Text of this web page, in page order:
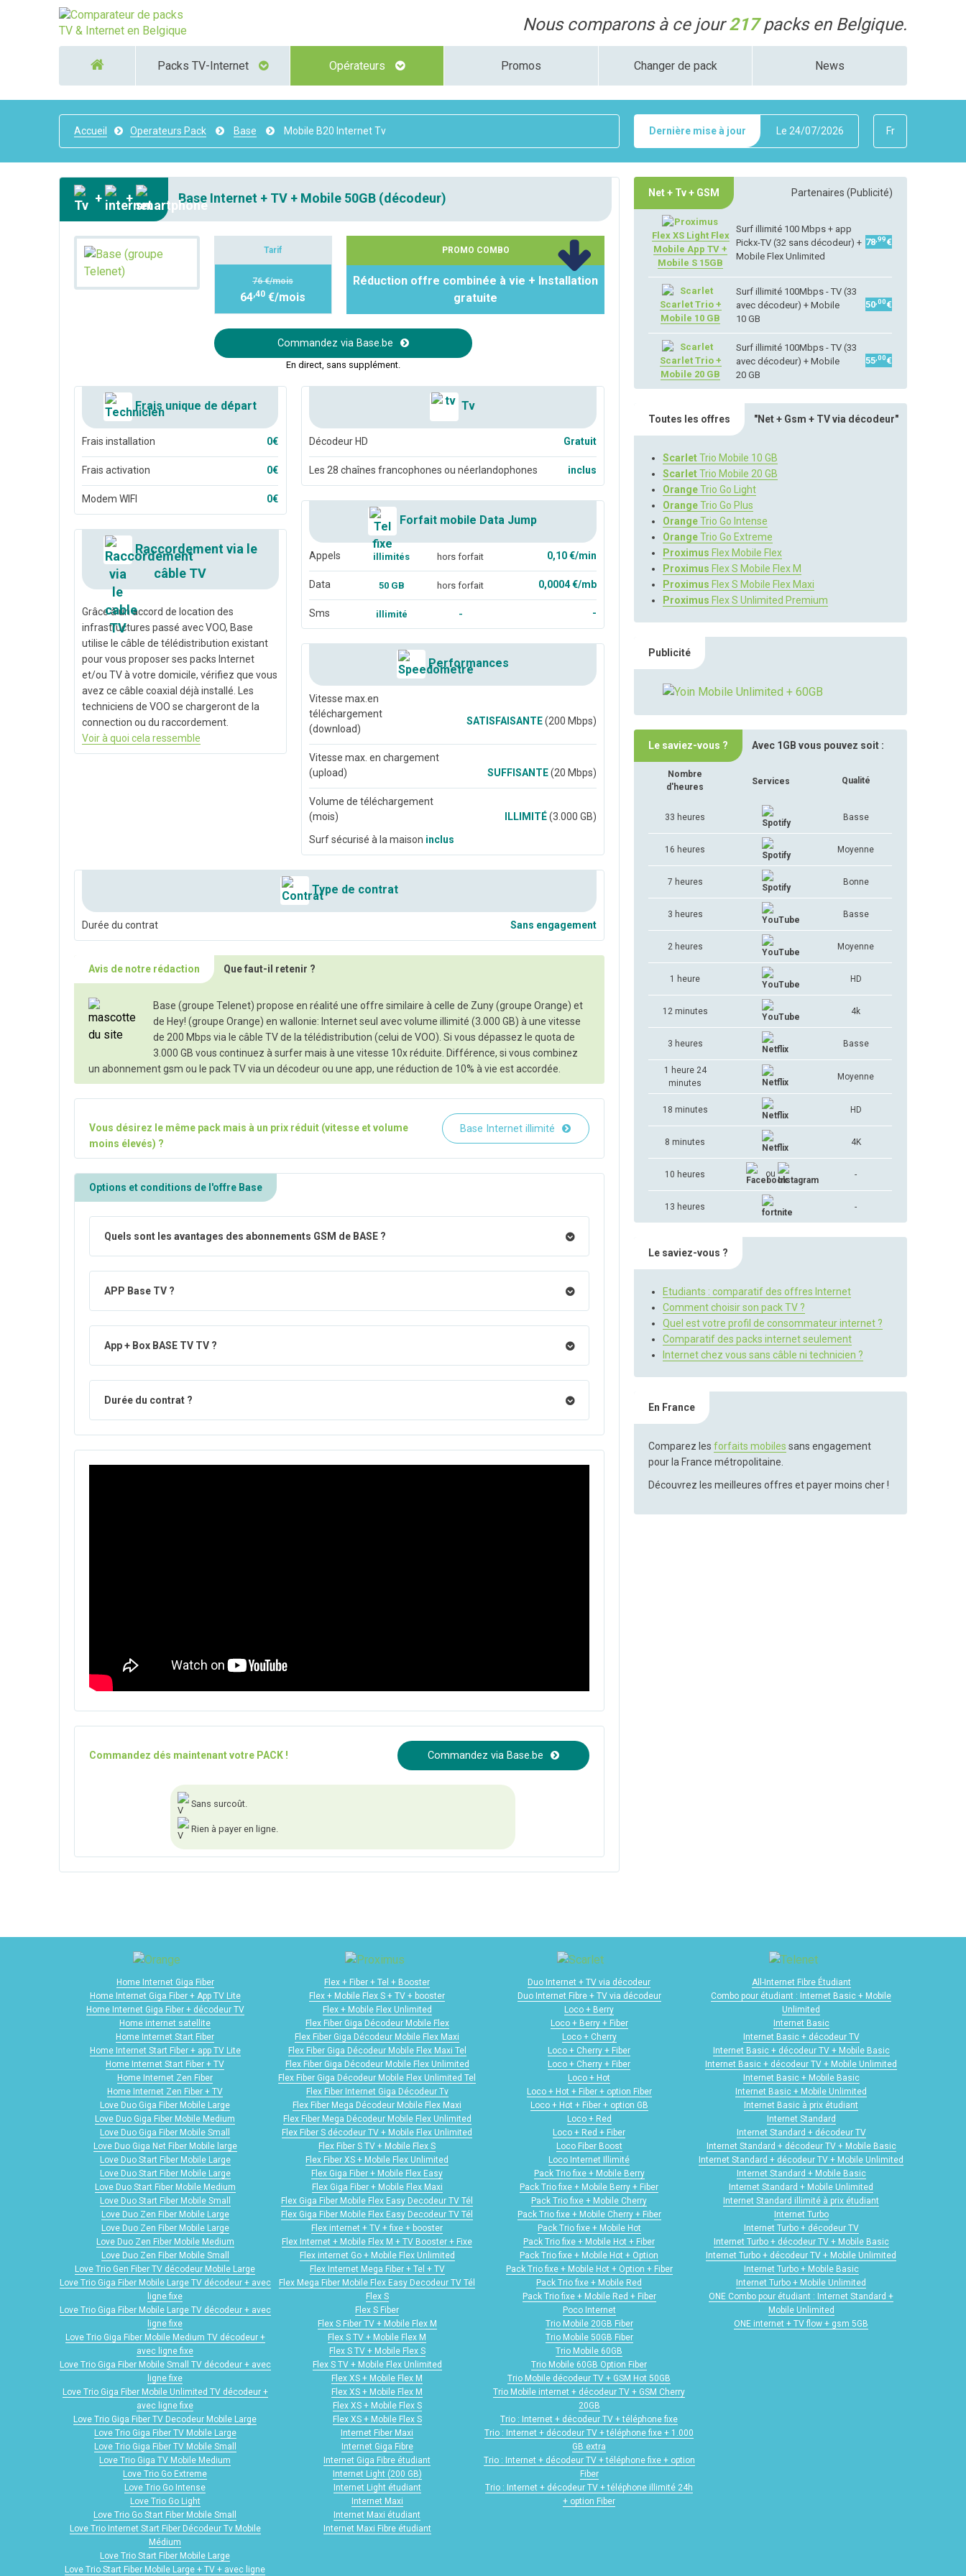
Nous comparons à ce jour217packs en Belgique.
Packs TV-Internet Opérateurs Promos Changer de pack News
Accueil Operateurs Pack Base Mobile B20 Internet Tv Dernière mise à jour Le 24/07/2026 Fr
+ + Base Internet + TV + Mobile 50GB (décodeur)
Tarif
76 €/mois
64,40 €/mois
PROMO COMBO
Réduction offre combinée à vie + Installation
gratuite
Commandez via Base.be
En direct, sans supplément.
Frais unique de départ
Frais installation 0€
Frais activation 0€
Modem WIFI 0€
Raccordement via le
câble TV
Grâce à un accord de location des
infrastructures passé avec VOO, Base
utilise le câble de télédistribution existant
pour vous proposer ses packs Internet
et/ou TV à votre domicile, vérifiez que vous
avez ce câble coaxial déjà installé. Les
techniciens de VOO se chargeront de la
connection ou du raccordement.
Voir à quoi cela ressemble
Tv
Décodeur HD Gratuit
Les 28 chaînes francophones ou néerlandophones inclus
Forfait mobile Data Jump
Appels illimités hors forfait 0,10 €/min
Data 50 GB hors forfait 0,0004 €/mb
Sms illimité - -
Performances
Vitesse max.en
téléchargement
(download)
SATISFAISANTE(200 Mbps)
Vitesse max. en chargement
(upload)
SUFFISANTE(20 Mbps)
Volume de téléchargement
(mois)
ILLIMITÉ(3.000 GB)
Surf sécurisé à la maison inclus
Type de contrat
Durée du contrat Sans engagement
Avis de notre rédaction Que faut-il retenir ?
Base (groupe Telenet) propose en réalité une offre similaire à celle de Zuny (groupe Orange) et
de Hey! (groupe Orange) en wallonie: Internet seul avec volume illimité (3.000 GB) à une vitesse
de 200 Mbps via le câble TV de la télédistribution (celui de VOO). Si vous dépassez le quota de
3.000 GB vous continuez à surfer mais à une vitesse 10x réduite. Différence, si vous combinez
un abonnement gsm ou le pack TV via un décodeur ou une app, une réduction de 10% à vie est accordée.
Vous désirez le même pack mais à un prix réduit (vitesse et volume
moins élevés) ?
Base Internet illimité
Options et conditions de l'offre Base
Quels sont les avantages des abonnements GSM de BASE ?
APP Base TV ?
App + Box BASE TV TV ?
Durée du contrat ?
Commandez dés maintenant votre PACK ! Commandez via Base.be
Sans surcoût.
Rien à payer en ligne.
Net + Tv + GSM Partenaires (Publicité)
Flex XS Light Flex
Mobile App TV +
Mobile S 15GB
Surf illimité 100 Mbps + app
Pickx-TV (32 sans décodeur) +
Mobile Flex Unlimited
78 ,99€
Scarlet Trio +
Mobile 10 GB
Surf illimité 100Mbps - TV (33
avec décodeur) + Mobile
10 GB
50 ,00€
Scarlet Trio +
Mobile 20 GB
Surf illimité 100Mbps - TV (33
avec décodeur) + Mobile
20 GB
55 ,00€
Toutes les offres "Net + Gsm + TV via décodeur"
ScarletTrio Mobile 10 GB
ScarletTrio Mobile 20 GB
OrangeTrio Go Light
OrangeTrio Go Plus
OrangeTrio Go Intense
OrangeTrio Go Extreme
Proximus Flex Mobile Flex
Proximus Flex S Mobile Flex M
Proximus Flex S Mobile Flex Maxi
Proximus Flex S Unlimited Premium
Publicité
Le saviez-vous ? Avec 1GB vous pouvez soit :
Nombre
d'heures
Services Qualité
33 heures Basse
16 heures Moyenne
7 heures Bonne
3 heures Basse
2 heures Moyenne
1 heure HD
12 minutes 4k
3 heures Basse
1 heure 24
minutes
Moyenne
18 minutes HD
8 minutes 4K
10 heures ou -
13 heures -
Le saviez-vous ?
Etudiants : comparatif des offres Internet
Comment choisir son pack TV ?
Quel est votre profil de consommateur internet ?
Comparatif des packs internet seulement
Internet chez vous sans câble ni technicien ?
En France
Comparez lesforfaits mobiles sans engagement
pour la France métropolitaine.
Découvrez les meilleures offres et payer moins cher !
Home Internet Giga Fiber
Home Internet Giga Fiber + App TV Lite
Home Internet Giga Fiber + décodeur TV
Home internet satellite
Home Internet Start Fiber
Home Internet Start Fiber + app TV Lite
Home Internet Start Fiber + TV
Home Internet Zen Fiber
Home Internet Zen Fiber + TV
Love Duo Giga Fiber Mobile Large
Love Duo Giga Fiber Mobile Medium
Love Duo Giga Fiber Mobile Small
Love Duo Giga Net Fiber Mobile large
Love Duo Start Fiber Mobile Large
Love Duo Start Fiber Mobile Large
Love Duo Start Fiber Mobile Medium
Love Duo Start Fiber Mobile Small
Love Duo Zen Fiber Mobile Large
Love Duo Zen Fiber Mobile Large
Love Duo Zen Fiber Mobile Medium
Love Duo Zen Fiber Mobile Small
Love Trio Gen Fiber TV décodeur Mobile Large
Love Trio Giga Fiber Mobile Large TV décodeur + avec
ligne fixe
Love Trio Giga Fiber Mobile Large TV décodeur + avec
ligne fixe
Love Trio Giga Fiber Mobile Medium TV décodeur +
avec ligne fixe
Love Trio Giga Fiber Mobile Small TV décodeur + avec
ligne fixe
Love Trio Giga Fiber Mobile Unlimited TV décodeur +
avec ligne fixe
Love Trio Giga Fiber TV Decodeur Mobile Large
Love Trio Giga Fiber TV Mobile Large
Love Trio Giga Fiber TV Mobile Small
Love Trio Giga TV Mobile Medium
Love Trio Go Extreme
Love Trio Go Intense
Love Trio Go Light
Love Trio Go Start Fiber Mobile Small
Love Trio Internet Start Fiber Décodeur Tv Mobile
Médium
Love Trio Start Fiber Mobile Large
Love Trio Start Fiber Mobile Large + TV + avec ligne
Flex + Fiber + Tel + Booster
Flex + Mobile Flex S + TV + booster
Flex + Mobile Flex Unlimited
Flex Fiber Giga Décodeur Mobile Flex
Flex Fiber Giga Décodeur Mobile Flex Maxi
Flex Fiber Giga Décodeur Mobile Flex Maxi Tel
Flex Fiber Giga Décodeur Mobile Flex Unlimited
Flex Fiber Giga Décodeur Mobile Flex Unlimited Tel
Flex Fiber Internet Giga Décodeur Tv
Flex Fiber Mega Décodeur Mobile Flex Maxi
Flex Fiber Mega Décodeur Mobile Flex Unlimited
Flex Fiber S décodeur TV + Mobile Flex Unlimited
Flex Fiber S TV + Mobile Flex S
Flex Fiber XS + Mobile Flex Unlimited
Flex Giga Fiber + Mobile Flex Easy
Flex Giga Fiber + Mobile Flex Maxi
Flex Giga Fiber Mobile Flex Easy Decodeur TV Tél
Flex Giga Fiber Mobile Flex Easy Decodeur TV Tél
Flex internet + TV + fixe + booster
Flex Internet + Mobile Flex M + TV Booster + Fixe
Flex internet Go + Mobile Flex Unlimited
Flex Internet Mega Fiber + Tel + TV
Flex Mega Fiber Mobile Flex Easy Decodeur TV Tél
Flex S
Flex S Fiber
Flex S Fiber TV + Mobile Flex M
Flex S TV + Mobile Flex M
Flex S TV + Mobile Flex S
Flex S TV + Mobile Flex Unlimited
Flex XS + Mobile Flex M
Flex XS + Mobile Flex M
Flex XS + Mobile Flex S
Flex XS + Mobile Flex S
Internet Fiber Maxi
Internet Giga Fibre
Internet Giga Fibre étudiant
Internet Light (200 GB)
Internet Light étudiant
Internet Maxi
Internet Maxi étudiant
Internet Maxi Fibre étudiant
Duo Internet + TV via décodeur
Duo Internet Fibre + TV via décodeur
Loco + Berry
Loco + Berry + Fiber
Loco + Cherry
Loco + Cherry + Fiber
Loco + Cherry + Fiber
Loco + Hot
Loco + Hot + Fiber + option Fiber
Loco + Hot + Fiber + option GB
Loco + Red
Loco + Red + Fiber
Loco Fiber Boost
Loco Internet Illimité
Pack Trio fixe + Mobile Berry
Pack Trio fixe + Mobile Berry + Fiber
Pack Trio fixe + Mobile Cherry
Pack Trio fixe + Mobile Cherry + Fiber
Pack Trio fixe + Mobile Hot
Pack Trio fixe + Mobile Hot + Fiber
Pack Trio fixe + Mobile Hot + Option
Pack Trio fixe + Mobile Hot + Option + Fiber
Pack Trio fixe + Mobile Red
Pack Trio fixe + Mobile Red + Fiber
Poco Internet
Trio Mobile 20GB Fiber
Trio Mobile 50GB Fiber
Trio Mobile 60GB
Trio Mobile 60GB Option Fiber
Trio Mobile décodeur TV + GSM Hot 50GB
Trio Mobile internet + décodeur TV + GSM Cherry
20GB
Trio : Internet + décodeur TV + téléphone fixe
Trio : Internet + décodeur TV + téléphone fixe + 1.000
GB extra
Trio : Internet + décodeur TV + téléphone fixe + option
Fiber
Trio : Internet + décodeur TV + téléphone illimité 24h
+ option Fiber
All-Internet Fibre Étudiant
Combo pour étudiant : Internet Basic + Mobile
Unlimited
Internet Basic
Internet Basic + décodeur TV
Internet Basic + décodeur TV + Mobile Basic
Internet Basic + décodeur TV + Mobile Unlimited
Internet Basic + Mobile Basic
Internet Basic + Mobile Unlimited
Internet Basic à prix étudiant
Internet Standard
Internet Standard + décodeur TV
Internet Standard + décodeur TV + Mobile Basic
Internet Standard + décodeur TV + Mobile Unlimited
Internet Standard + Mobile Basic
Internet Standard + Mobile Unlimited
Internet Standard illimité à prix étudiant
Internet Turbo
Internet Turbo + décodeur TV
Internet Turbo + décodeur TV + Mobile Basic
Internet Turbo + décodeur TV + Mobile Unlimited
Internet Turbo + Mobile Basic
Internet Turbo + Mobile Unlimited
ONE Combo pour étudiant : Internet Standard +
Mobile Unlimited
ONE internet + TV flow + gsm 5GB